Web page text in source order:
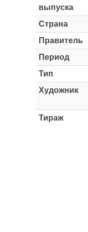
выпуска
Страна
Правитель
Период
Тип
Художник
Тираж